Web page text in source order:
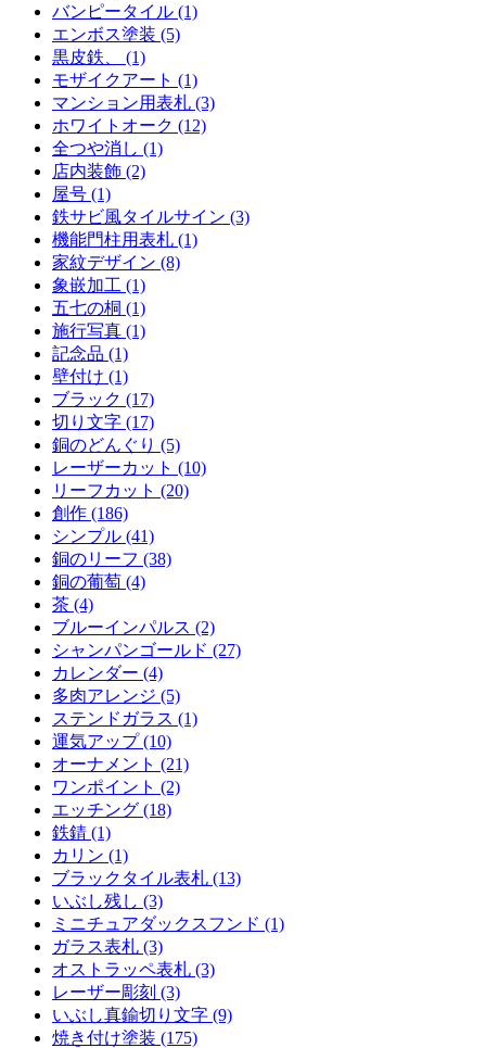
バンピータイル (1)
エンボス塗装 (5)
黒皮鉄、 (1)
モザイクアート (1)
マンション用表札 (3)
ホワイトオーク (12)
全つや消し (1)
店内装飾 (2)
屋号 (1)
鉄サビ風タイルサイン (3)
機能門柱用表札 (1)
家紋デザイン (8)
象嵌加工 (1)
五七の桐 (1)
施行写真 (1)
記念品 (1)
壁付け (1)
ブラック (17)
切り文字 (17)
銅のどんぐり (5)
レーザーカット (10)
リーフカット (20)
創作 (186)
シンプル (41)
銅のリーフ (38)
銅の葡萄 (4)
茶 (4)
ブルーインパルス (2)
シャンパンゴールド (27)
カレンダー (4)
多肉アレンジ (5)
ステンドガラス (1)
運気アップ (10)
オーナメント (21)
ワンポイント (2)
エッチング (18)
鉄錆 (1)
カリン (1)
ブラックタイル表札 (13)
いぶし残し (3)
ミニチュアダックスフンド (1)
ガラス表札 (3)
オストラッペ表札 (3)
レーザー彫刻 (3)
いぶし真鍮切り文字 (9)
焼き付け塗装 (175)